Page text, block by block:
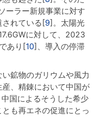
ーラー新規事業に対す
されている[9]。太陽光
に対して、2023
あり[10]、導入の停滞
鉱物のガリウムや風力
、精錬において中国が
国によるそうした希少
も再エネの促進にとっ